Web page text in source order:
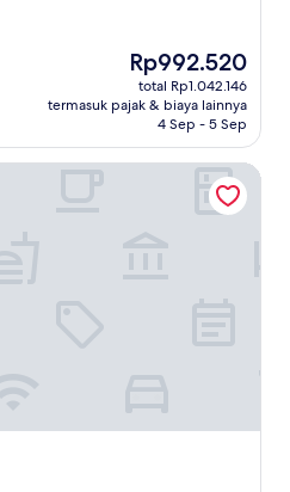
Harga
sekarang
Rp992.520
Rp992.520
total Rp1.042.146
termasuk pajak & biaya lainnya
4 Sep - 5 Sep